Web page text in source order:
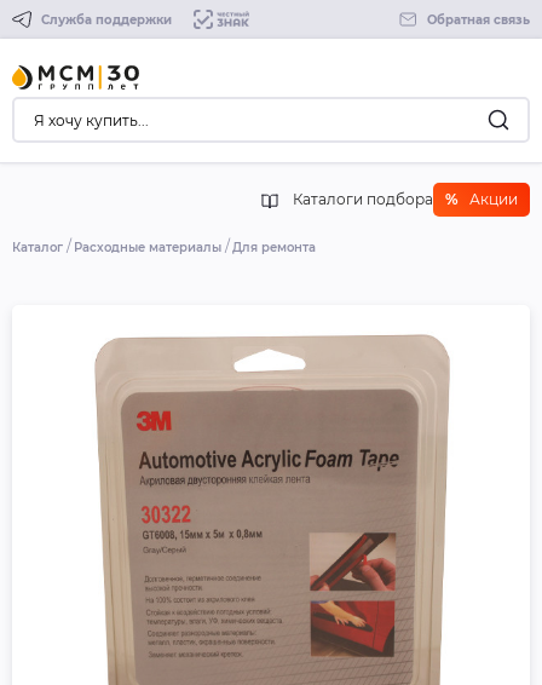
Служба поддержки Обратная связь
Каталоги подбора % Акции
Каталог Расходные материалы Для ремонта